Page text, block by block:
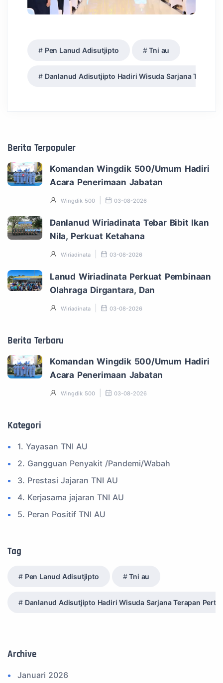
Pen Lanud Adisutjipto Tni au
Danlanud Adisutjipto Hadiri Wisuda Sarjana Terapan
Berita Terpopuler
Komandan Wingdik 500/Umum Hadiri
Acara Penerimaan Jabatan
Wingdik 500 03-08-2026
Danlanud Wiriadinata Tebar Bibit Ikan
Nila, Perkuat Ketahana
Wiriadinata 03-08-2026
Lanud Wiriadinata Perkuat Pembinaan
Olahraga Dirgantara, Dan
Wiriadinata 03-08-2026
Berita Terbaru
Komandan Wingdik 500/Umum Hadiri
Acara Penerimaan Jabatan
Wingdik 500 03-08-2026
Kategori
1. Yayasan TNI AU
2. Gangguan Penyakit /Pandemi/Wabah
3. Prestasi Jajaran TNI AU
4. Kerjasama jajaran TNI AU
5. Peran Positif TNI AU
7. Spam Bukan Berita TNI
9. Tni au
10. Masalah anggota TNI AU
13. Satuan Karya Dirgantara - Pramuka
Tag
Pen Lanud Adisutjipto Tni au
Danlanud Adisutjipto Hadiri Wisuda Sarjana Terapan
Archive
Januari 2026